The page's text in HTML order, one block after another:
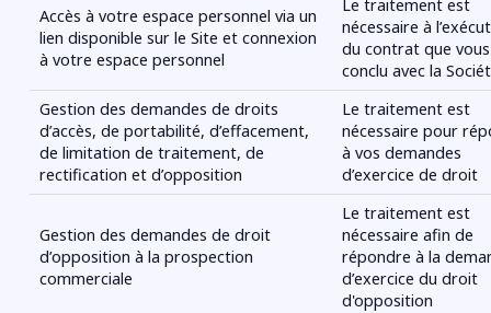
Accès à votre espace personnel via un
lien disponible sur le Site et connexion
à votre espace personnel
Le traitement est
nécessaire à
du contrat que
conclu avec la
Gestion des demandes de droits
d’accès, de portabilité, d’effacement,
de limitation de traitement, de
rectification et d’opposition
Le traitement est
nécessaire pour
à vos demandes
d’exercice de droit
Gestion des demandes de droit
d’opposition à la prospection
commerciale
Le traitement est
nécessaire afin de
répondre à la
d’exercice du droit
d'opposition